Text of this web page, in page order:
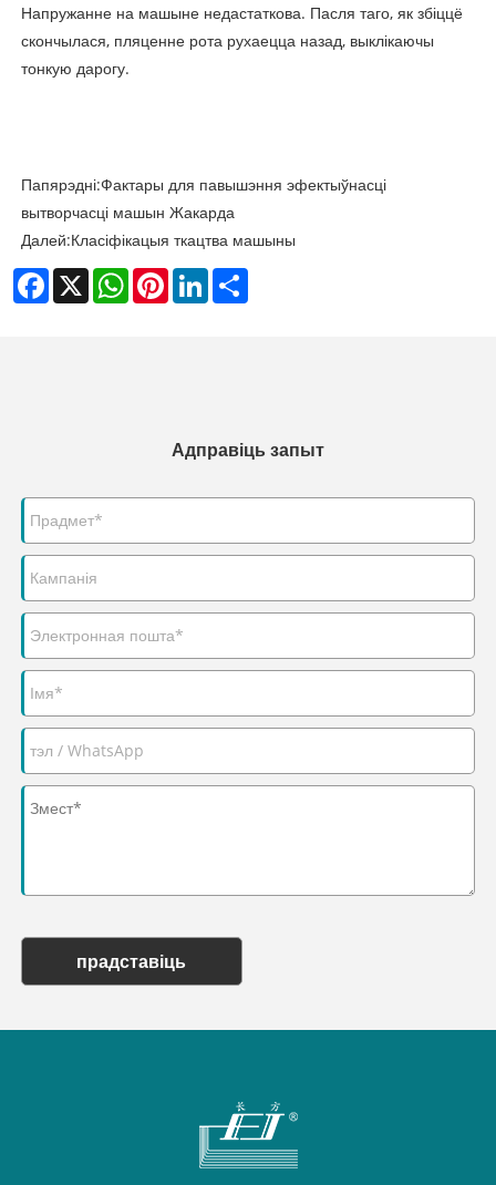
Напружанне на машыне недастаткова. Пасля таго, як збіццё
скончылася, пляценне рота рухаецца назад, выклікаючы
тонкую дарогу.
Папярэдні:Фактары для павышэння эфектыўнасці
вытворчасці машын Жакарда
Далей:Класіфікацыя ткацтва машыны
Facebook
X WhatsAppPinterestLinkedIn
Адправіць запыт
прадставіць